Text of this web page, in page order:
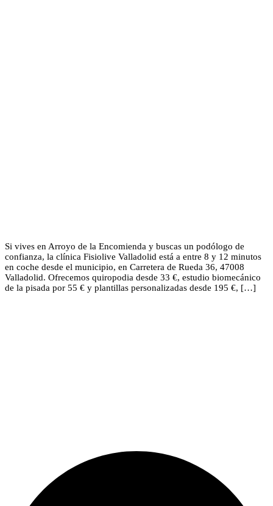
Si vives en Arroyo de la Encomienda y buscas un podólogo de
confianza, la clínica Fisiolive Valladolid está a entre 8 y 12 minutos
en coche desde el municipio, en Carretera de Rueda 36, 47008
Valladolid. Ofrecemos quiropodia desde 33 €, estudio biomecánico
de la pisada por 55 € y plantillas personalizadas desde 195 €, […]